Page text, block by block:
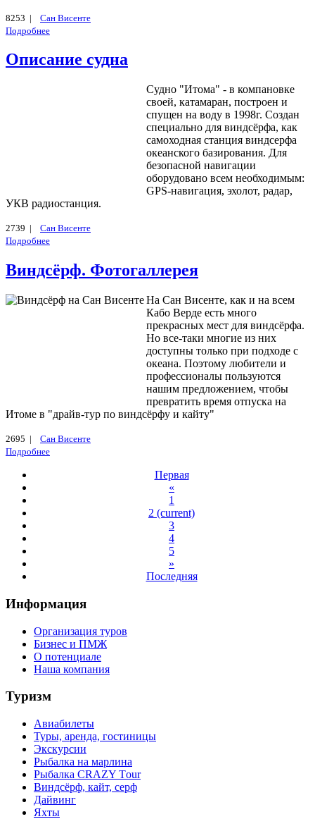
8253 |
Сан Висенте
Подробнее
Описание судна
Судно "Итома" - в компановке
своей, катамаран, построен и
спущен на воду в 1998г. Создан
специально для виндсёрфа, как
самоходная станция виндсерфа
океанского базирования. Для
безопасной навигации
оборудовано всем необходимым:
GPS-навигация, эхолот, радар,
УКВ радиостанция.
2739 |
Сан Висенте
Подробнее
Виндсёрф. Фотогаллерея
На Сан Висенте, как и на всем
Кабо Верде есть много
прекрасных мест для виндсёрфа.
Но все-таки многие из них
доступны только при подходе с
океана. Поэтому любители и
профессионалы пользуются
нашим предложением, чтобы
превратить время отпуска на
Итоме в "драйв-тур по виндсёрфу и кайту"
2695 |
Сан Висенте
Подробнее
Первая
«
1
2 (current)
3
4
5
»
Последняя
Информация
Организация туров
Бизнес и ПМЖ
О потенциале
Наша компания
Туризм
Авиабилеты
Туры, аренда, гостиницы
Экскурсии
Рыбалка на марлина
Рыбалка CRAZY Тour
Виндсёрф, кайт, серф
Дайвинг
Яхты